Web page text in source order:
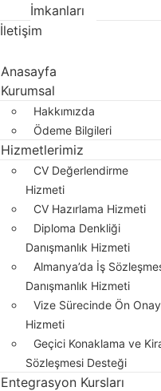
İmkanları
İletişim
Anasayfa
Kurumsal
Hakkımızda
Ödeme Bilgileri
Hizmetlerimiz
CV Değerlendirme
Hizmeti
CV Hazırlama Hizmeti
Diploma Denkliği
Danışmanlık Hizmeti
Almanya’da İş
Danışmanlık Hizmeti
Vize Sürecinde Ön Onay
Hizmeti
Geçici Konaklama ve
Sözleşmesi Desteği
Entegrasyon Kursları